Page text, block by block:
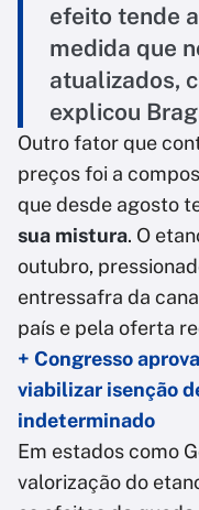
efeito tende
medida que
atualizados,
explicou
Outro fator que
preços foi a
que desde agosto
sua mistura. O
outubro,
entressafra da
país e pela oferta
+ Congresso
viabilizar isenção
indeterminado
Em estados como
valorização do